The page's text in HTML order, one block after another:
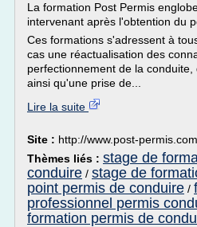
La formation Post Permis
intervenant après l'obtention du
Ces formations s'adressent à
cas une réactualisation des
perfectionnement de la
ainsi qu'une prise de...
Lire la suite
Site : http://www.post-permis.com
Thèmes liés : stage de
conduire / stage de
point permis de conduire /
professionnel permis
formation permis de